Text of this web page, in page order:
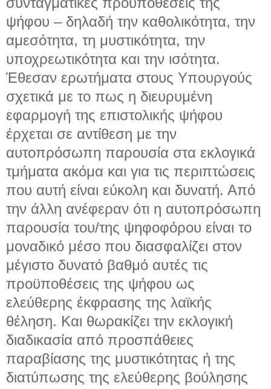
ψήφου – δηλαδή την καθολικότητα, την
αμεσότητα, τη μυστικότητα, την
υποχρεωτικότητα και την ισότητα.
Έθεσαν ερωτήματα στους Υπουργούς
σχετικά με το πως η διευρυμένη
εφαρμογή της επιστολικής ψήφου
έρχεται σε αντίθεση με την
αυτοπρόσωπη παρουσία στα εκλογικά
τμήματα ακόμα και για τις περιπτώσεις
που αυτή είναι εύκολη και δυνατή. Από
την άλλη ανέφεραν ότι η αυτοπρόσωπη
παρουσία του/της ψηφοφόρου είναι το
μοναδικό μέσο που διασφαλίζει στον
μέγιστο δυνατό βαθμό αυτές τις
προϋποθέσεις της ψήφου ως
ελεύθερης έκφρασης της λαϊκής
θέληση. Και θωρακίζει την εκλογική
διαδικασία από προσπάθειες
παραβίασης της μυστικότητας ή της
διατύπωσης της ελεύθερης βούλησης